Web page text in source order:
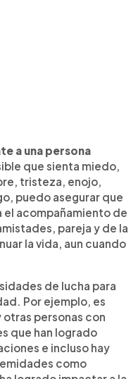
a una persona
que sienta miedo,
tristeza, enojo,
puedo asegurar que
el acompañamiento de
pareja y de la
la vida, aun cuando
de lucha para
Por ejemplo, es
personas con
que han logrado
e incluso hay
como